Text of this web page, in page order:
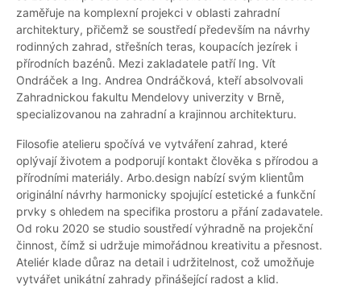
zaměřuje na komplexní projekci v oblasti zahradní
architektury, přičemž se soustředí především na návrhy
rodinných zahrad, střešních teras, koupacích jezírek i
přírodních bazénů. Mezi zakladatele patří Ing. Vít
Ondráček a Ing. Andrea Ondráčková, kteří absolvovali
Zahradnickou fakultu Mendelovy univerzity v Brně,
specializovanou na zahradní a krajinnou architekturu.
Filosofie atelieru spočívá ve vytváření zahrad, které
oplývají životem a podporují kontakt člověka s přírodou a
přírodními materiály. Arbo.design nabízí svým klientům
originální návrhy harmonicky spojující estetické a funkční
prvky s ohledem na specifika prostoru a přání zadavatele.
Od roku 2020 se studio soustředí výhradně na projekční
činnost, čímž si udržuje mimořádnou kreativitu a přesnost.
Ateliér klade důraz na detail i udržitelnost, což umožňuje
vytvářet unikátní zahrady přinášející radost a klid.